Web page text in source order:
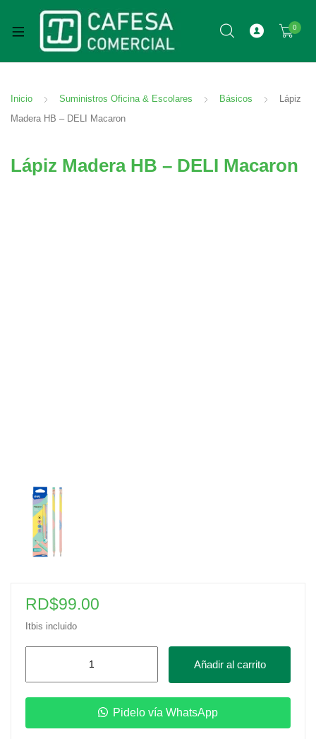
0
Inicio Suministros Oficina & Escolares Básicos
Lápiz
Madera HB – DELI Macaron
Lápiz Madera HB – DELI Macaron
RD$99.00
Itbis incluido
DELI
Añadir al carrito
Pidelo vía WhatsApp